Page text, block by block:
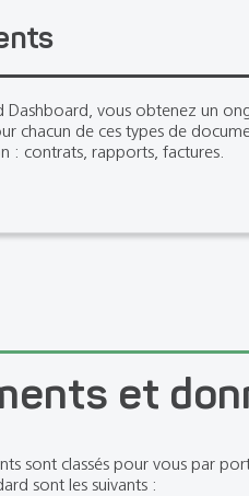
Dashboard, vous obtenez un
chacun de ces types de
: contrats, rapports, factures.
et
sont classés pour vous par
sont les suivants :